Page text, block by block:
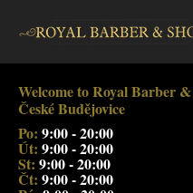
Welcome to Royal Barber
České Budějovice
Po: 9:00 - 20:00
Út: 9:00 - 20:00
St: 9:00 - 20:00
Čt: 9:00 - 20:00